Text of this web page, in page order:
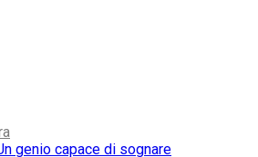
genio capace di sognare